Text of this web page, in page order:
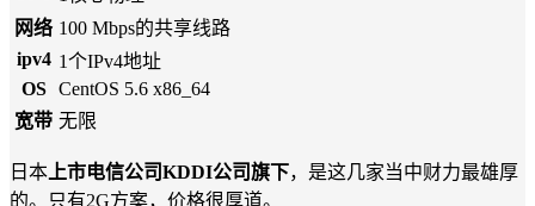
网络 100 Mbps的共享线路
ipv4 1个IPv4地址
OS
CentOS 5.6 x86_64
宽带 无限
日本 上市电信公司KDDI公司旗下，是这几家当中财力最雄厚
的。只有2G方案，价格很厚道。